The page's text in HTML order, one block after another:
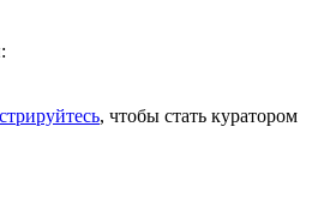
, чтобы стать куратором